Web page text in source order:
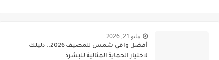
مايو 21, 2026
أفضل واقي شمس للمصيف 2026.. دليلك
لاختيار الحماية المثالية للبشرة